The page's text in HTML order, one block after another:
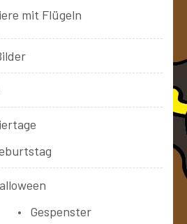
mit Flügeln
Gespenster